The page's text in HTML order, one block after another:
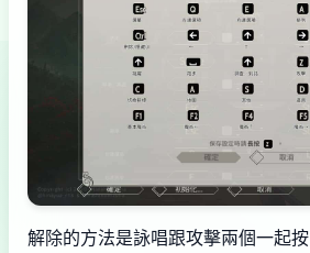
解除的方法是詠唱跟攻擊兩個一起按